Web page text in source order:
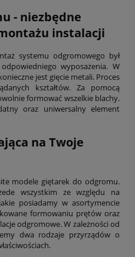
- niezbędne
instalacji
systemu odgromowego był
wyposażenia. W
jest gięcie metali. Proces
kształtów. Za pomocą
formować wszelkie blachy.
oraz uniwersalny element
na Twoje
modele giętarek do odgromu.
wszystkim ze względu na
posiadamy w asortymencie
formowaniu prętów oraz
odgromowe. W zależności od
dwa rodzaje przyrządów o